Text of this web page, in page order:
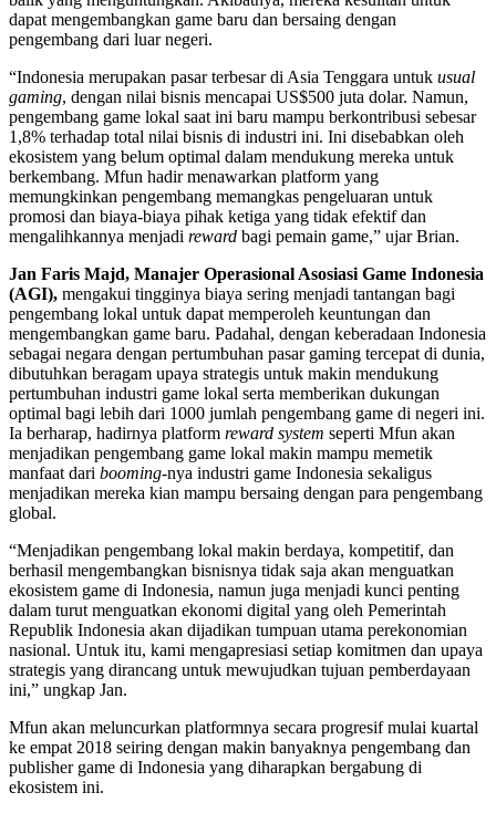
dapat mengembangkan game baru dan bersaing dengan
pengembang dari luar negeri.
“Indonesia merupakan pasar terbesar di Asia Tenggara untuk usual
gaming, dengan nilai bisnis mencapai US$500 juta dolar. Namun,
pengembang game lokal saat ini baru mampu berkontribusi sebesar
1,8% terhadap total nilai bisnis di industri ini. Ini disebabkan oleh
ekosistem yang belum optimal dalam mendukung mereka untuk
berkembang. Mfun hadir menawarkan platform yang
memungkinkan pengembang memangkas pengeluaran untuk
promosi dan biaya-biaya pihak ketiga yang tidak efektif dan
mengalihkannya menjadi reward bagi pemain game,” ujar Brian.
Jan Faris Majd, Manajer Operasional Asosiasi Game Indonesia
(AGI), mengakui tingginya biaya sering menjadi tantangan bagi
pengembang lokal untuk dapat memperoleh keuntungan dan
mengembangkan game baru. Padahal, dengan keberadaan Indonesia
sebagai negara dengan pertumbuhan pasar gaming tercepat di dunia,
dibutuhkan beragam upaya strategis untuk makin mendukung
pertumbuhan industri game lokal serta memberikan dukungan
optimal bagi lebih dari 1000 jumlah pengembang game di negeri ini.
Ia berharap, hadirnya platform reward system seperti Mfun akan
menjadikan pengembang game lokal makin mampu memetik
manfaat dari booming-nya industri game Indonesia sekaligus
menjadikan mereka kian mampu bersaing dengan para pengembang
global.
“Menjadikan pengembang lokal makin berdaya, kompetitif, dan
berhasil mengembangkan bisnisnya tidak saja akan menguatkan
ekosistem game di Indonesia, namun juga menjadi kunci penting
dalam turut menguatkan ekonomi digital yang oleh Pemerintah
Republik Indonesia akan dijadikan tumpuan utama perekonomian
nasional. Untuk itu, kami mengapresiasi setiap komitmen dan upaya
strategis yang dirancang untuk mewujudkan tujuan pemberdayaan
ini,” ungkap Jan.
Mfun akan meluncurkan platformnya secara progresif mulai kuartal
ke empat 2018 seiring dengan makin banyaknya pengembang dan
publisher game di Indonesia yang diharapkan bergabung di
ekosistem ini.